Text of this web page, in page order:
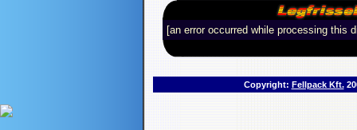
[an error occurred while processing this
Copyright: Fellpack Kft.